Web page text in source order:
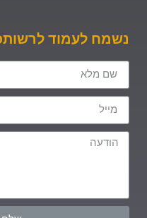
נשמח לעמוד